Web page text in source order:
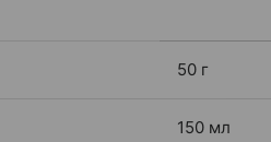
50 г
150 мл